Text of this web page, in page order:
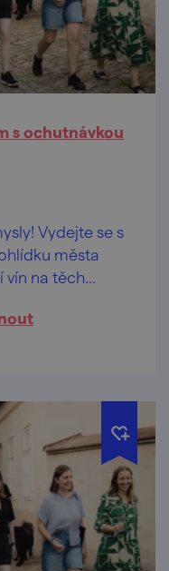
s ochutnávkou
Vydejte se s
města
vín na těch